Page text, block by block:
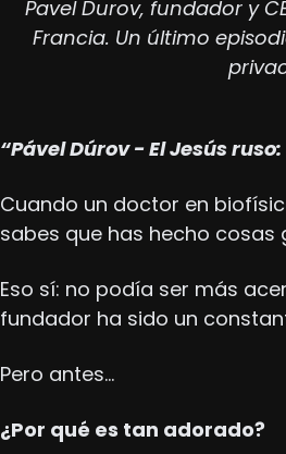
Pavel Durov, fundador y
Francia. Un último
“Pável Dúrov - El Jesús
Cuando un doctor en
sabes que has hecho cosas
Eso sí: no podía ser más
fundador ha sido un
Pero antes…
¿Por qué es tan adorado?